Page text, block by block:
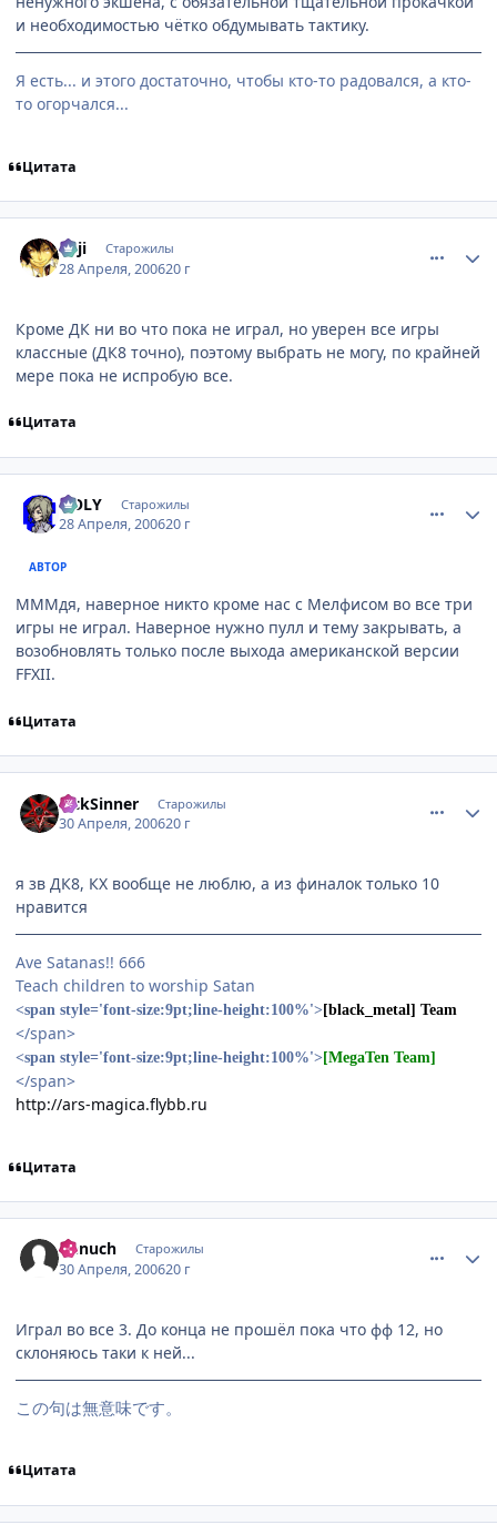
и необходимостью чётко обдумывать тактику.
Я есть... и этого достаточно, чтобы кто-то радовался, а кто-
то огорчался...
Цитата
euji Старожилы
28 Апреля, 200620 г
Кроме ДК ни во что пока не играл, но уверен все игры
классные (ДК8 точно), поэтому выбрать не могу, по крайней
мере пока не испробую все.
Цитата
HOLY Старожилы
28 Апреля, 200620 г
АВТОР
МММдя, наверное никто кроме нас с Мелфисом во все три
игры не играл. Наверное нужно пулл и тему закрывать, а
возобновлять только после выхода американской версии
FFXII.
Цитата
SickSinner Старожилы
30 Апреля, 200620 г
я зв ДК8, КХ вообще не люблю, а из финалок только 10
нравится
Ave Satanas!! 666
Teach children to worship Satan
<span style='font-size:9pt;line-height:100%'>[black_metal] Team
</span>
<span style='font-size:9pt;line-height:100%'>[MegaTen Team]
</span>
http://ars-magica.flybb.ru
Цитата
Genuch Старожилы
30 Апреля, 200620 г
Играл во все 3. До конца не прошёл пока что фф 12, но
склоняюсь таки к ней...
この句は無意味です。
Цитата